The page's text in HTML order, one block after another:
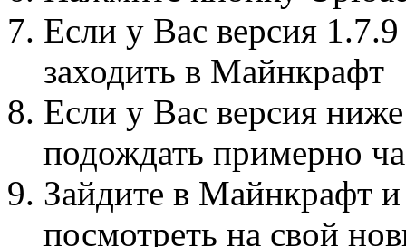
Если у Вас версия
заходить в Майнкрафт
Если у Вас версия
подождать примерно
Зайдите в Майнкрафт
посмотреть на свой